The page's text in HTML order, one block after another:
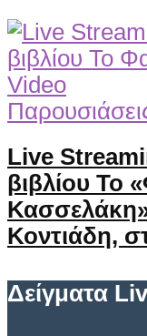
Video
Live
βιβλίου Το
Κοντιάδη,
Δείγματα